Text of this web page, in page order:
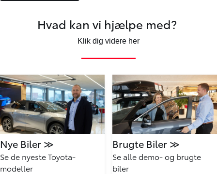
Hvad kan vi hjælpe med?
Klik dig videre her
Nye Biler ≫
Se de nyeste Toyota-
modeller
Brugte Biler ≫
Se alle demo- og brugte
biler